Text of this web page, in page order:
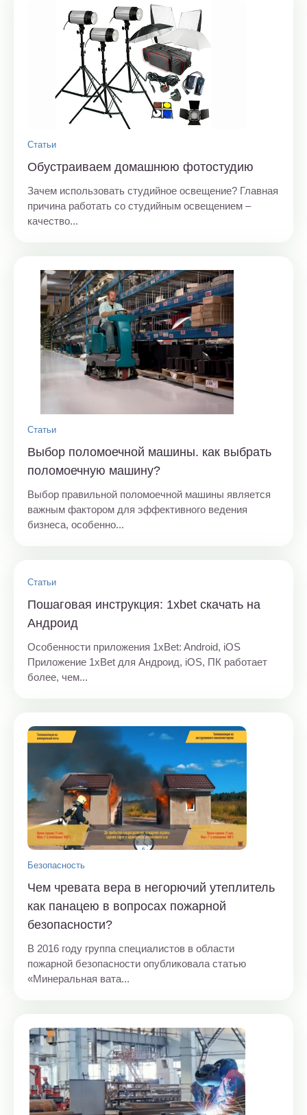
Статьи
Обустраиваем домашнюю фотостудию
Зачем использовать студийное освещение? Главная
причина работать со студийным освещением –
качество...
Статьи
Выбор поломоечной машины. как выбрать
поломоечную машину?
Выбор правильной поломоечной машины является
важным фактором для эффективного ведения
бизнеса, особенно...
Статьи
Пошаговая инструкция: 1xbet скачать на
Андроид
Особенности приложения 1xBet: Android, iOS
Приложение 1xBet для Андроид, iOS, ПК работает
более, чем...
Безопасность
Чем чревата вера в негорючий утеплитель
как панацею в вопросах пожарной
безопасности?
В 2016 году группа специалистов в области
пожарной безопасности опубликовала статью
«Минеральная вата...